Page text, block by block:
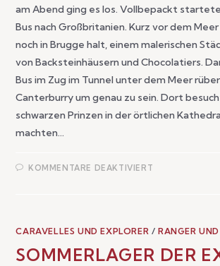
am Abend ging es los. Vollbepackt
Bus nach Großbritanien. Kurz vor dem
noch in Brugge halt, einem malerischen
von Backsteinhäusern und Chocolatiers.
Bus im Zug im Tunnel unter dem Meer
Canterburry um genau zu sein. Dort
schwarzen Prinzen in der örtlichen
machten…
KOMMENTARE DEAKTIVIERT
CARAVELLES UND EXPLORER /RANGER
SOMMERLAGER DER